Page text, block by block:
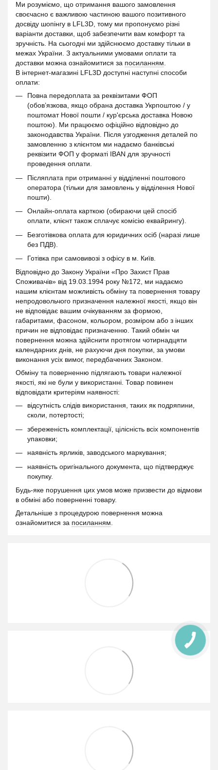
Ми розуміємо, що отримання вашого замовлення
своєчасно є важливою частиною вашого позитивного
досвіду шопінгу в LFL3D, тому ми пропонуємо різні
варіанти доставки, щоб забезпечити вам комфорт та
зручність. На сьогодні ми здійснюємо доставку тільки в
межах України. З актуальними умовами оплати та
доставки можна ознайомитися за посиланням.
В інтернет-магазині LFL3D доступні наступні способи
оплати:
Повна передоплата за реквізитами ФОП
(обов’язкова, якщо обрана доставка Укрпоштою / у
поштомат Нової пошти / кур'єрська доставка Новою
поштою). Ми працюємо офіційно відповідно до
законодавства України. Після узгодження деталей по
замовленню з клієнтом ми надаємо банківські
реквізити ФОП у форматі IBAN для зручності
проведення оплати.
Післяплата при отриманні у відділенні поштового
оператора (тільки для замовлень у відділення Нової
пошти).
Онлайн-оплата карткою (обираючи цей спосіб
оплати, клієнт також сплачує комісію еквайрингу).
Безготівкова оплата для юридичних осіб (наразі лише
без ПДВ).
Готівка при самовивозі з офісу в м. Київ.
Відповідно до Закону України «Про Захист Прав
Споживачів» від 19.03.1994 року №172, ми надаємо
нашим клієнтам можливість обміну та повернення товару
непродовольчого призначення належної якості, якщо він
не відповідає вашим очікуванням за формою,
габаритами, фасоном, кольором, розміром або з інших
причин не відповідає призначенню. Такий обмін чи
повернення можна здійснити протягом чотирнадцяти
календарних днів, не рахуючи дня покупки, за умови
виконання усіх вимог, передбачених Законом.
Обміну та поверненню підлягають товари належної
якості, які не були у використанні. Товар повинен
відповідати критеріям наявності:
відсутність слідів використання, таких як подряпини,
сколи, потертості;
збереженість комплектації, цілісність всіх компонентів
упаковки;
наявність ярликів, заводського маркування;
наявність оригінального документа, що підтверджує
покупку.
Будь-яке порушення цих умов може призвести до відмови
в обміні або поверненні товару.
Детальніше з процедурою повернення можна
ознайомитися за посиланням